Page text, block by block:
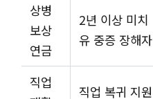
상병
보상
연금
2년 이상 미치
유 중증 장해자
직업
직업 복귀 지원